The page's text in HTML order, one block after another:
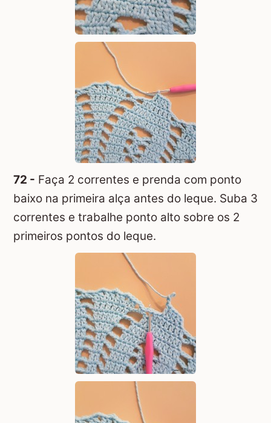
72 - Faça 2 correntes e prenda com ponto
baixo na primeira alça antes do leque. Suba 3
correntes e trabalhe ponto alto sobre os 2
primeiros pontos do leque.